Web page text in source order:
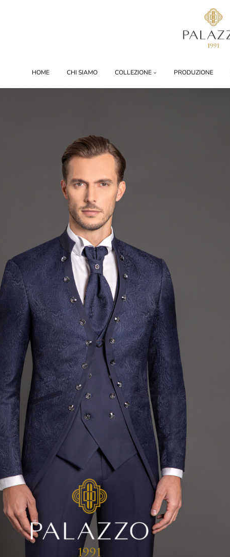
1991
HOME CHI SIAMO COLLEZIONE PRODUZIONE